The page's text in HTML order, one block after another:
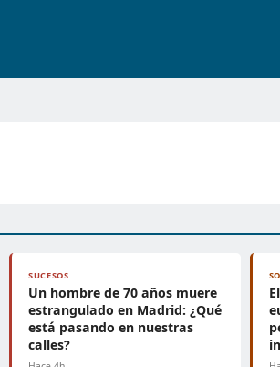
SUCESOS
Un hombre de 70 años muere
estrangulado en Madrid: ¿Qué
está pasando en nuestras
calles?